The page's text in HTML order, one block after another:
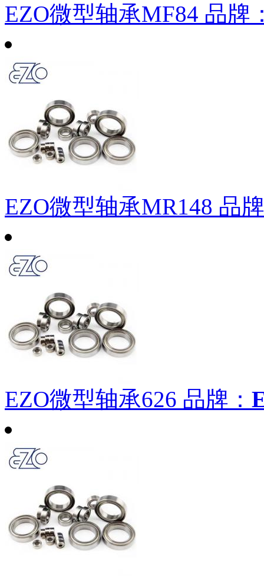
EZO微型轴承MF84 品牌
EZO微型轴承MR148 品
EZO微型轴承626 品牌：